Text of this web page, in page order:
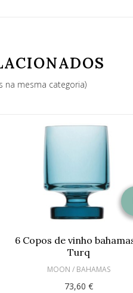
na mesma categoria)
6 Copos de vinho
Turq
MOON / BAHAMAS
73,60 €